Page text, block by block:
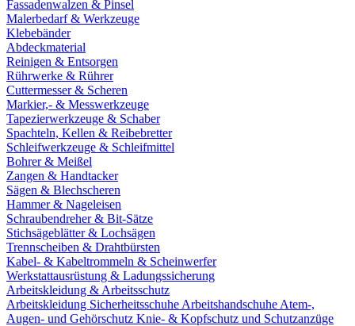
Fassadenwalzen & Pinsel
Malerbedarf & Werkzeuge
Klebebänder
Abdeckmaterial
Reinigen & Entsorgen
Rührwerke & Rührer
Cuttermesser & Scheren
Markier,- & Messwerkzeuge
Tapezierwerkzeuge & Schaber
Spachteln, Kellen & Reibebretter
Schleifwerkzeuge & Schleifmittel
Bohrer & Meißel
Zangen & Handtacker
Sägen & Blechscheren
Hammer & Nageleisen
Schraubendreher & Bit-Sätze
Stichsägeblätter & Lochsägen
Trennscheiben & Drahtbürsten
Kabel- & Kabeltrommeln & Scheinwerfer
Werkstattausrüstung & Ladungssicherung
Arbeitskleidung & Arbeitsschutz
Arbeitskleidung Sicherheitsschuhe Arbeitshandschuhe Atem-,
Augen- und Gehörschutz Knie- & Kopfschutz und Schutzanzüge